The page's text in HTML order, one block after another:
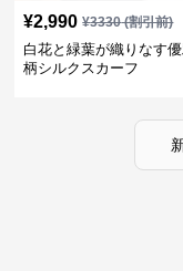
¥2,990 ¥3330(割引前)
白花と緑葉が織りなす
柄シルクスカーフ